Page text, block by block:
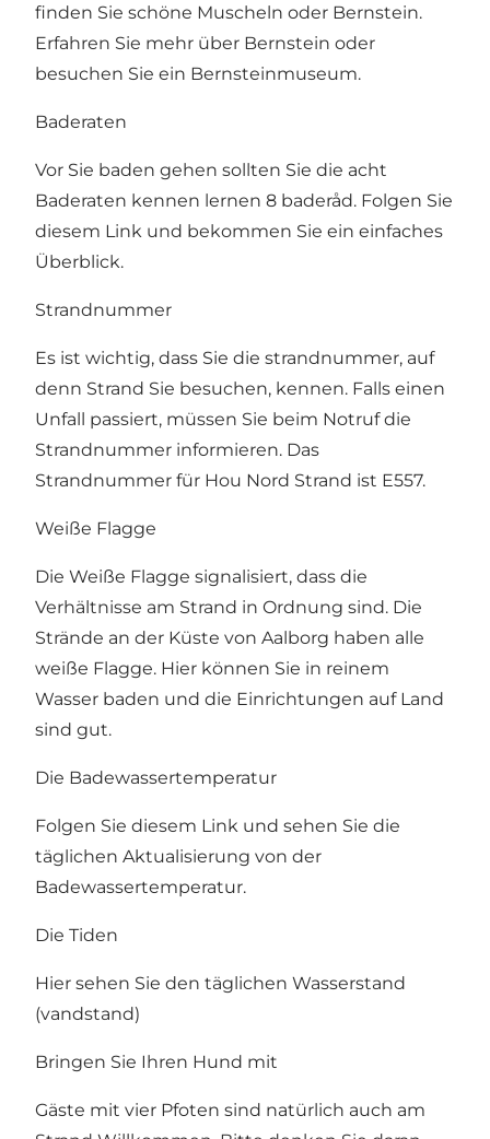
finden Sie schöne Muscheln oder Bernstein.
Erfahren Sie mehr über Bernstein oder
besuchen Sie ein Bernsteinmuseum.
Baderaten
Vor Sie baden gehen sollten Sie die acht
Baderaten kennen lernen 8 baderåd. Folgen Sie
diesem Link und bekommen Sie ein einfaches
Überblick.
Strandnummer
Es ist wichtig, dass Sie die strandnummer, auf
denn Strand Sie besuchen, kennen. Falls einen
Unfall passiert, müssen Sie beim Notruf die
Strandnummer informieren. Das
Strandnummer für Hou Nord Strand ist E557.
Weiße Flagge
Die Weiße Flagge signalisiert, dass die
Verhältnisse am Strand in Ordnung sind. Die
Strände an der Küste von Aalborg haben alle
weiße Flagge. Hier können Sie in reinem
Wasser baden und die Einrichtungen auf Land
sind gut.
Die Badewassertemperatur
Folgen Sie diesem Link und sehen Sie die
täglichen Aktualisierung von der
Badewassertemperatur.
Die Tiden
Hier sehen Sie den täglichen Wasserstand
(vandstand)
Bringen Sie Ihren Hund mit
Gäste mit vier Pfoten sind natürlich auch am